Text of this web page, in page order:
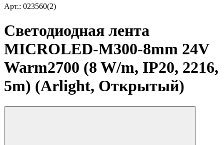
Арт.: 023560(2)
Светодиодная лента
MICROLED-M300-8mm 24V
Warm2700 (8 W/m, IP20, 2216,
5m) (Arlight, Открытый)